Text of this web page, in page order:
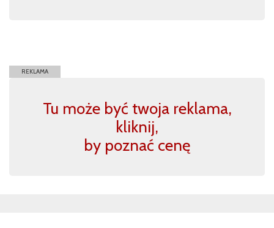
REKLAMA
Tu może być twoja reklama,
kliknij,
by poznać cenę